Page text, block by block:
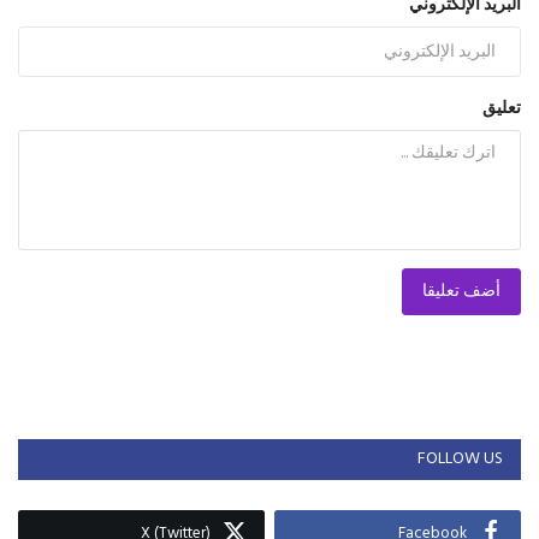
البريد الإلكتروني
تعليق
أضف تعليقا
FOLLOW US
Facebook
X (Twitter)